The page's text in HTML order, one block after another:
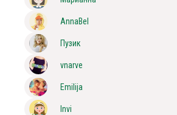
AnnaBel
Пузик
vnarve
Emilija
Invi